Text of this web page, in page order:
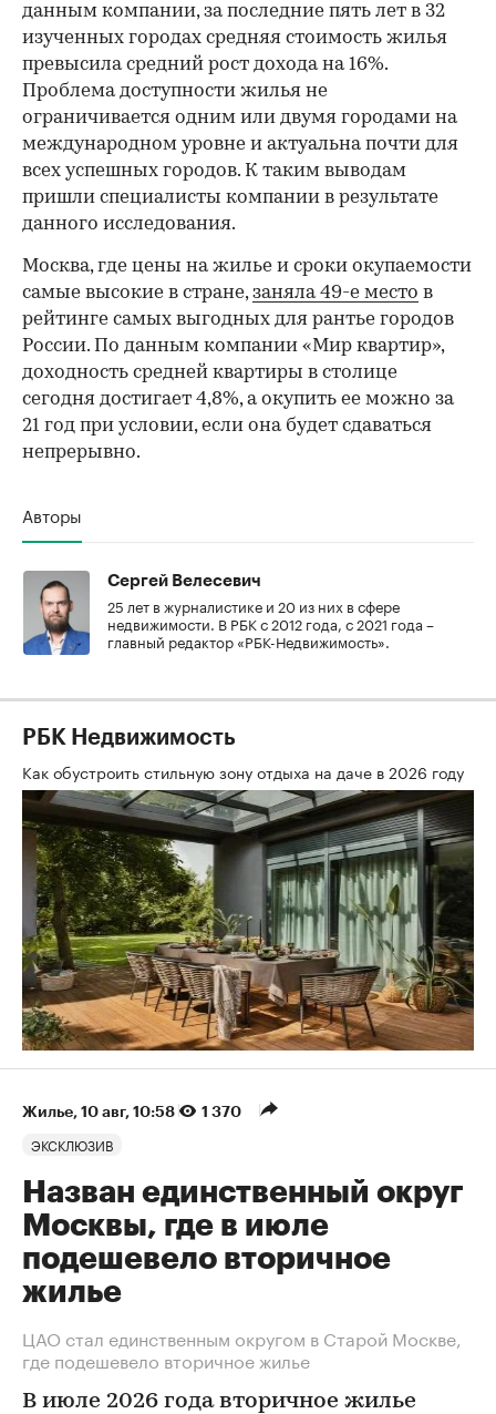
данным компании, за последние пять лет в 32
изученных городах средняя стоимость жилья
превысила средний рост дохода на 16%.
Проблема доступности жилья не
ограничивается одним или двумя городами на
международном уровне и актуальна почти для
всех успешных городов. К таким выводам
пришли специалисты компании в результате
данного исследования.
Москва, где цены на жилье и сроки окупаемости
самые высокие в стране,заняла 49-е место в
рейтинге самых выгодных для рантье городов
России. По данным компании «Мир квартир»,
доходность средней квартиры в столице
сегодня достигает 4,8%, а окупить ее можно за
21 год при условии, если она будет сдаваться
непрерывно.
Авторы
Сергей Велесевич
25 лет в журналистике и 20 из них в сфере
недвижимости. В РБК с 2012 года, с 2021 года –
главный редактор «РБК-Недвижимость».
РБК Недвижимость
Как обустроить стильную зону отдыха на даче в 2026 году
Жилье⁠, 10 авг, 10:58 1 370
ЭКСКЛЮЗИВ
Назван единственный округ
Москвы, где в июле
подешевело вторичное
жилье
ЦАО стал единственным округом в Старой Москве,
где подешевело вторичное жилье
В июле 2026 года вторичное жилье